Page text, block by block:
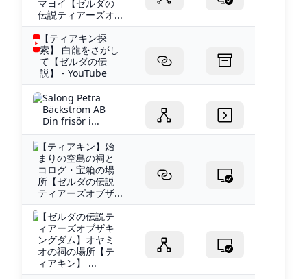
マヨイ【ゼルダの
伝説ティアーズオ...
【ティアキン探
索】 白龍をさがし
て【ゼルダの伝
説】 - YouTube
Salong Petra
Bäckström AB
Din frisör i...
【ティアキン】始
まりの空島の祠と
コログ・宝箱の場
所【ゼルダの伝説
ティアーズオブザ...
【ゼルダの伝説テ
ィアーズオブザキ
ングダム】オヤミ
オの祠の場所【テ
ィアキン】 ...